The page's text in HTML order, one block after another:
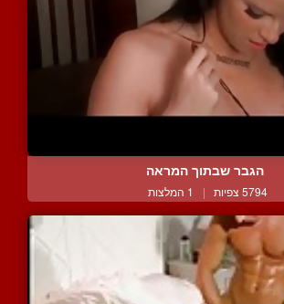
הגבר שבתוך המראה
5794 צפיות | 1 המלצות